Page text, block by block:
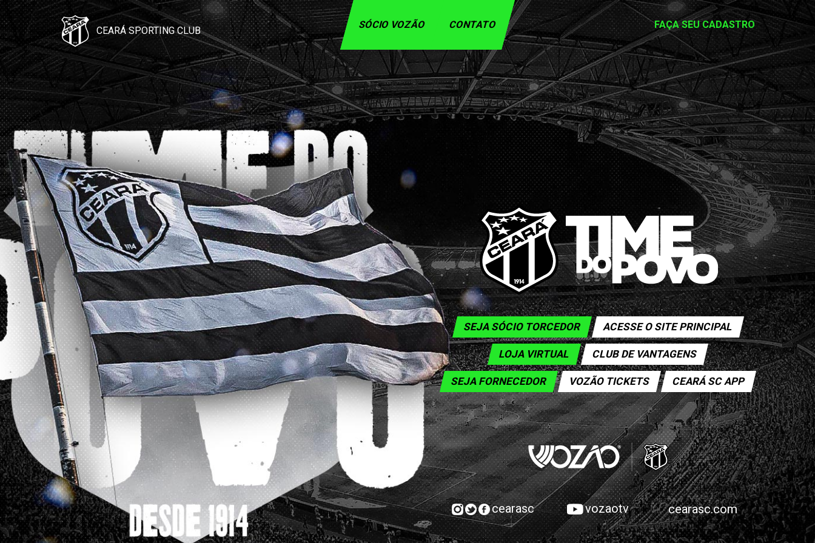
CEARÁ SPORTING CLUB
SÓCIO VOZÃO CONTATO FAÇA SEU CADASTRO
SEJA SÓCIO TORCEDOR ACESSE O SITE PRINCIPAL
LOJA VIRTUAL CLUB DE VANTAGENS
SEJA FORNECEDOR VOZÃO TICKETS CEARÁ SC APP
cearasc vozaotv cearasc.com